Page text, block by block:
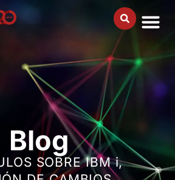
Blog
SOBRE IBM i,